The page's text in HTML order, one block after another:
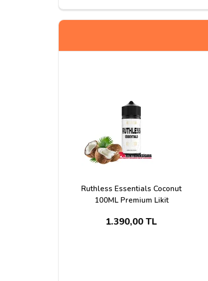
Ruthless Essentials Coconut
100ML Premium Likit
1.390,00 TL